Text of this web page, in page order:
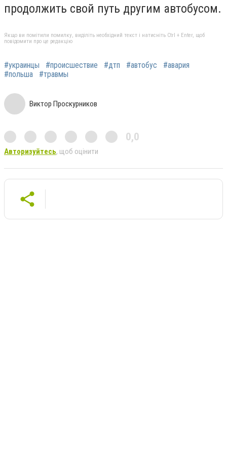
продолжить свой путь другим автобусом.
Якщо ви помітили помилку, виділіть необхідний текст і натисніть Ctrl + Enter, щоб
повідомити про це редакцію
#украинцы #происшествие #дтп #автобус
#авария
#польша
#травмы
Виктор Проскурников
0,0
Авторизуйтесь, щоб оцінити